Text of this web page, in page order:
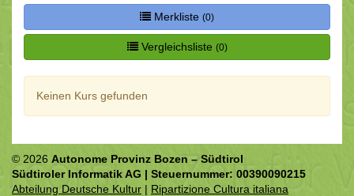
Merkliste (0)
Vergleichsliste (0)
Keinen Kurs gefunden
© 2026 Autonome Provinz Bozen – Südtirol
Südtiroler Informatik AG | Steuernummer: 00390090215
Abteilung Deutsche Kultur | Ripartizione Cultura italiana